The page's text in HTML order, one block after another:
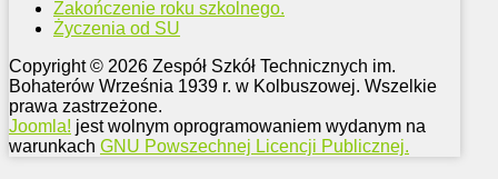
Zakończenie roku szkolnego.
Życzenia od SU
Copyright © 2026 Zespół Szkół Technicznych im.
Bohaterów Września 1939 r. w Kolbuszowej. Wszelkie
prawa zastrzeżone.
Joomla! jest wolnym oprogramowaniem wydanym na
warunkach GNU Powszechnej Licencji Publicznej.